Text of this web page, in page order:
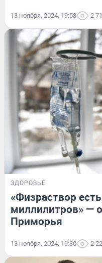
13 ноября, 2024, 19:58 2
ЗДОРОВЬЕ
«Физраствор
миллилитров» —
Приморья
13 ноября, 2024, 19:30 2